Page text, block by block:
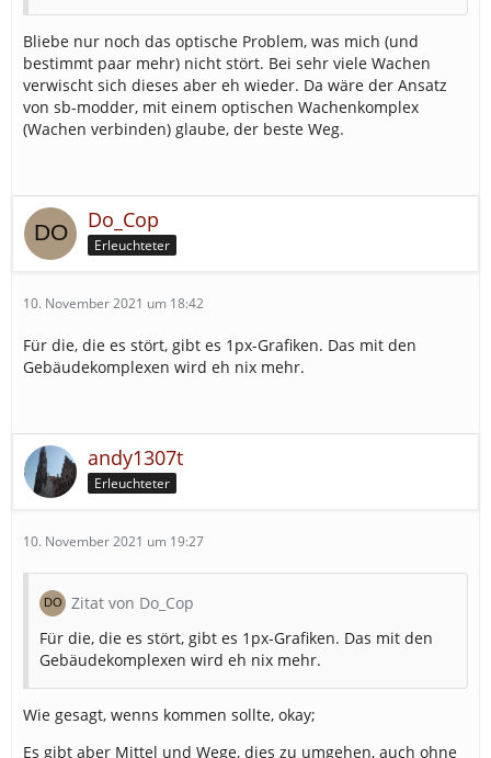
Bliebe nur noch das optische Problem, was mich (und
bestimmt paar mehr) nicht stört. Bei sehr viele Wachen
verwischt sich dieses aber eh wieder. Da wäre der Ansatz
von sb-modder, mit einem optischen Wachenkomplex
(Wachen verbinden) glaube, der beste Weg.
Do_Cop
Erleuchteter
10. November 2021 um 18:42
Für die, die es stört, gibt es 1px-Grafiken. Das mit den
Gebäudekomplexen wird eh nix mehr.
andy1307t
Erleuchteter
10. November 2021 um 19:27
Zitat von Do_Cop
Für die, die es stört, gibt es 1px-Grafiken. Das mit den
Gebäudekomplexen wird eh nix mehr.
Wie gesagt, wenns kommen sollte, okay;
Es gibt aber Mittel und Wege, dies zu umgehen, auch ohne